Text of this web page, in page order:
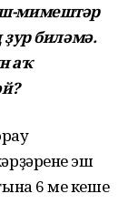
мимештәр
биләмә.
аҡ
эш
6 мең кеше